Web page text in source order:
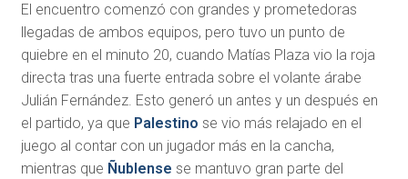
El encuentro comenzó con grandes y prometedoras
llegadas de ambos equipos, pero tuvo un punto de
quiebre en el minuto 20, cuando Matías Plaza vio la roja
directa tras una fuerte entrada sobre el volante árabe
Julián Fernández. Esto generó un antes y un después en
el partido, ya que Palestino se vio más relajado en el
juego al contar con un jugador más en la cancha,
mientras que Ñublense se mantuvo gran parte del